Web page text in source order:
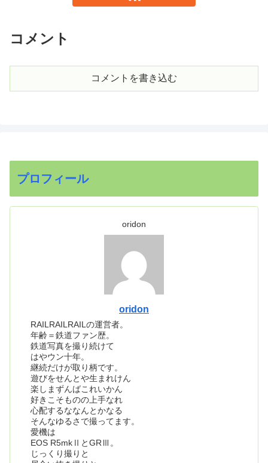
コメント
コメントを書き込む
プロフィール
oridon
oridon
RAILRAILRAILの運営者。
年齢＝鉄道ファン歴。
鉄道写真を撮り続けて
はやウン十年。
継続だけが取り柄です。
遊びをせんとや生まれけん
楽しまずんばこれいかん
好きこそものの上手なれ
心配するななんとかなる
そんなゆるさで撮ってます。
愛機は
EOS R5mkⅡとGRⅢ。
じっくり撮りと